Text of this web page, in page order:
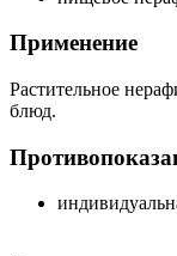
Применение
Растительное
блюд.